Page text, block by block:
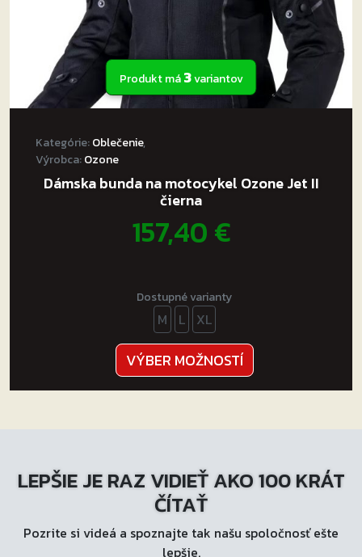
Produkt má3variantov
Kategórie:Oblečenie,
Výrobca:Ozone
Dámska bunda na motocykel Ozone Jet II
čierna
157,40€
Dostupné varianty
M L XL
VÝBER MOŽNOSTÍ
produkt
má
si
môžete
na
LEPŠIE JE RAZ VIDIEŤ AKO 100 KRÁT
ČÍTAŤ
Pozrite si videá a spoznajte tak našu spoločnosť ešte
lepšie.